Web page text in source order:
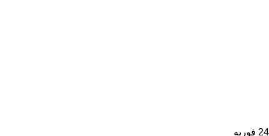
24 فوریه